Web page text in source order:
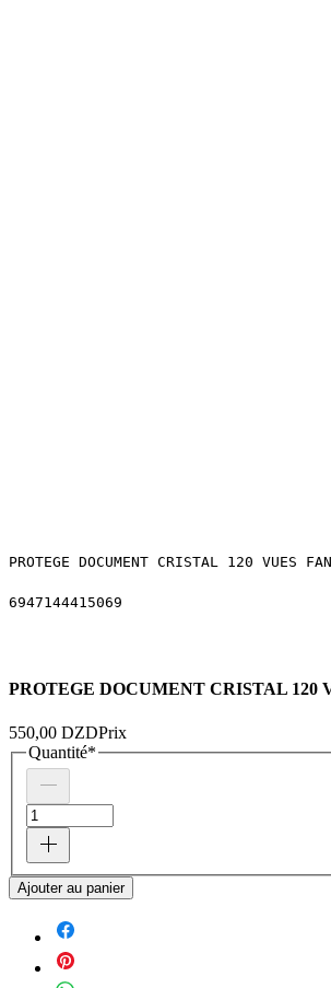
PROTEGE DOCUMENT CRISTAL 120 VUES
6947144415069
PROTEGE DOCUMENT CRISTAL 120
550,00 DZDPrix
Quantité*
Ajouter au panier